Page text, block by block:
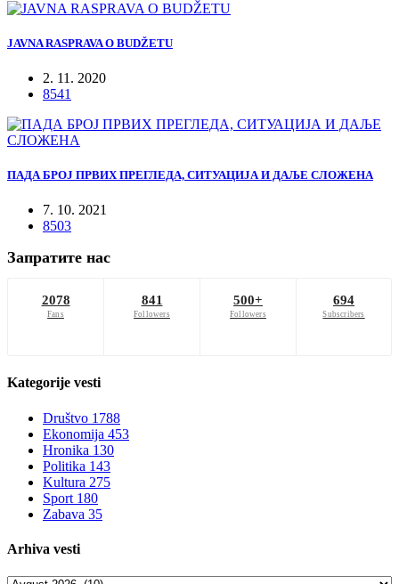
JAVNA RASPRAVA O BUDŽETU
2. 11. 2020
8541
ПАДА БРОЈ ПРВИХ ПРЕГЛЕДА, СИТУАЦИЈА И ДАЉЕ СЛОЖЕНА
7. 10. 2021
8503
Запратите нас
2078
Fans
841
Followers
500+
Followers
694
Subscribers
Kategorije vesti
Društvo 1788
Ekonomija 453
Hronika 130
Politika 143
Kultura 275
Sport 180
Zabava 35
Arhiva vesti